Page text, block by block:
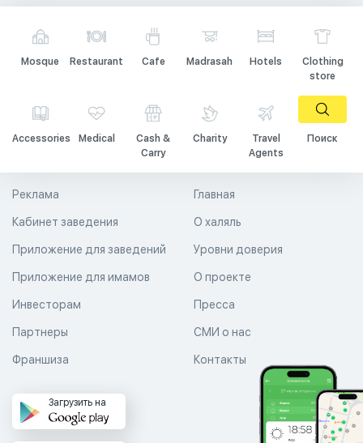
Mosque Restaurant Cafe Madrasah Hotels
Clothing
store
Accessories Medical
Cash &
Carry
Charity
Travel
Agents
Поиск
Главная
О халяль
Уровни доверия
Реклама
Кабинет заведения
Приложение для заведений
Приложение для имамов О проекте
Пресса
СМИ о нас
Контакты
Инвесторам
Партнеры
Франшиза
Загрузить на